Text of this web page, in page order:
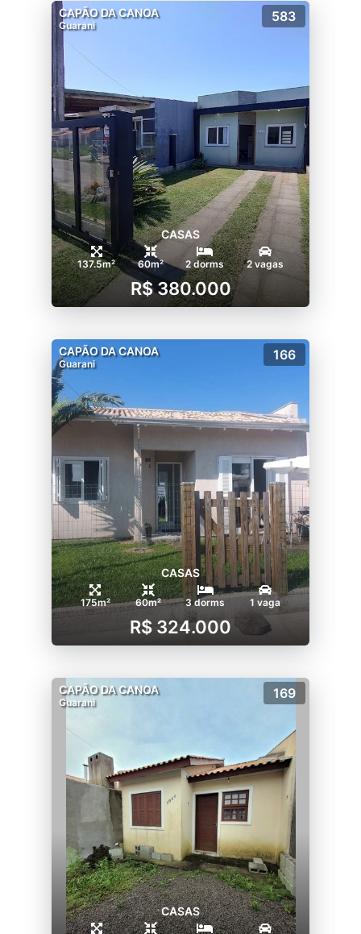
CAPÃO DA CANOA
Guarani
583
CASAS
137.5m² 60m² 2 dorms 2 vagas
R$ 380.000
CAPÃO DA CANOA
Guarani
166
CASAS
175m² 60m² 3 dorms 1 vaga
R$ 324.000
CAPÃO DA CANOA
Guarani
169
CASAS